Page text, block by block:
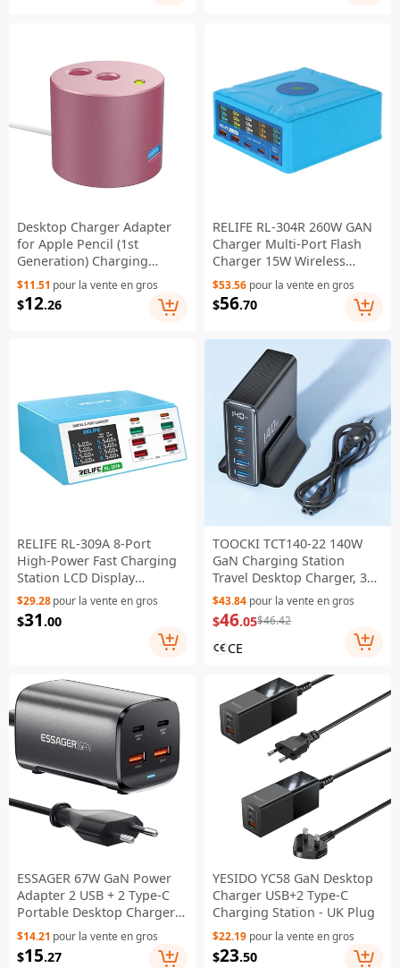
Desktop Charger Adapter
for Apple Pencil (1st
Generation) Charging
Station with LED Light, USB
Interface - Rose Gold
$11.51 pour la vente en gros
$12.26
RELIFE RL-304R 260W GAN
Charger Multi-Port Flash
Charger 15W Wireless
Charger with Touch LCD
Display - US Plug
$53.56 pour la vente en gros
$56.70
RELIFE RL-309A 8-Port
High-Power Fast Charging
Station LCD Display
Desktop Charger for Cell
Phone, Tablets, Laptops -
US Plug
$29.28pour la vente en gros
$31 .00
TOOCKI TCT140-22 140W
GaN Charging Station
Travel Desktop Charger, 3
Type-C+2 USB-A - Black / EU
Plug
$43.84 pour la vente en gros
$46.05$46.42
CE
ESSAGER 67W GaN Power
Adapter 2 USB + 2 Type-C
Portable Desktop Charger -
KR Plug
$14.21 pour la vente en gros
$15.27
YESIDO YC58 GaN Desktop
Charger USB+2 Type-C
Charging Station - UK Plug
$22.19 pour la vente en gros
$23.50